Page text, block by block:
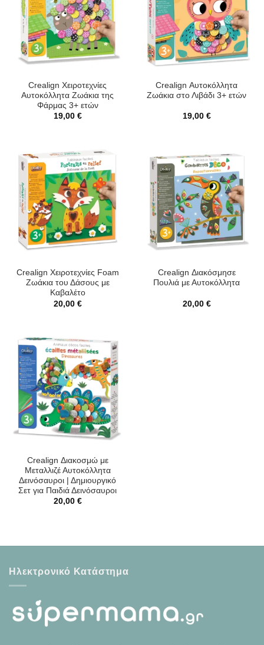
Crealign Χειροτεχνίες
Αυτοκόλλητα Ζωάκια της
Φάρμας 3+ ετών
19,00 €
Crealign Αυτοκόλλητα
Ζωάκια στο Λιβάδι 3+ ετών
19,00 €
Crealign Χειροτεχνίες Foam
Ζωάκια του Δάσους με
Καβαλέτο
20,00 €
Crealign Διακόσμησε
Πουλιά με Αυτοκόλλητα
20,00 €
Crealign Διακοσμώ με
Μεταλλιζέ Αυτοκόλλητα
Δεινόσαυροι | Δημιουργικό
Σετ για Παιδιά Δεινόσαυροι
20,00 €
Ηλεκτρονικό Κατάστημα